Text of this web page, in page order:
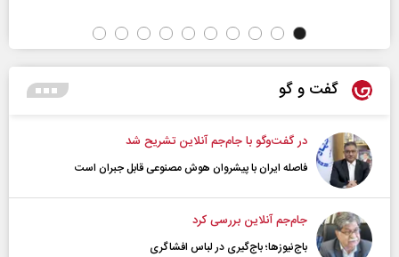
گفت و گو
در گفت‌و‌گو با جام‌جم آنلاین تشریح شد
فاصله ایران با پیشرو‌ان هوش مصنوعی قابل جبران است
جام‌جم آنلاین بررسی کرد
باج‌نیوزها؛ باج‌گیری در لباس افشاگری